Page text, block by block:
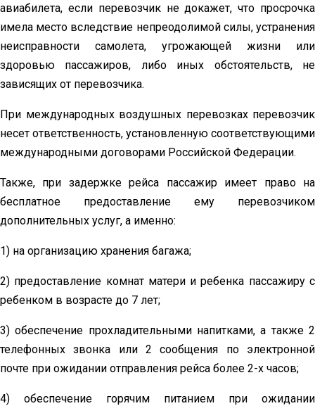
авиабилета, если перевозчик не докажет, что просрочка
имела место вследствие непреодолимой силы, устранения
неисправности самолета, угрожающей жизни или
здоровью пассажиров, либо иных обстоятельств, не
зависящих от перевозчика.
При международных воздушных перевозках перевозчик
несет ответственность, установленную соответствующими
международными договорами Российской Федерации.
Также, при задержке рейса пассажир имеет право на
бесплатное предоставление ему перевозчиком
дополнительных услуг, а именно:
1) на организацию хранения багажа;
2) предоставление комнат матери и ребенка пассажиру с
ребенком в возрасте до 7 лет;
3) обеспечение прохладительными напитками, а также 2
телефонных звонка или 2 сообщения по электронной
почте при ожидании отправления рейса более 2-х часов;
4) обеспечение горячим питанием при ожидании